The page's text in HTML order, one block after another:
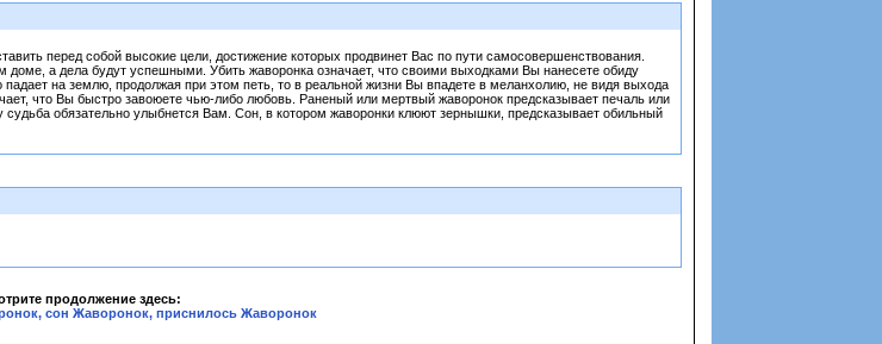
перед собой высокие цели, достижение которых продвинет Вас по пути самосовершенствования.
а дела будут успешными. Убить жаворонка означает, что своими выходками Вы нанесете обиду
на землю, продолжая при этом петь, то в реальной жизни Вы впадете в меланхолию, не видя выхода
что Вы быстро завоюете чью-либо любовь. Раненый или мертвый жаворонок предсказывает печаль или
обязательно улыбнется Вам. Сон, в котором жаворонки клюют зернышки, предсказывает обильный
продолжение здесь:
сон Жаворонок, приснилось Жаворонок